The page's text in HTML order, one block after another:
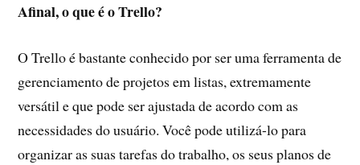
Afinal, o que é o Trello?
O Trello é bastante conhecido por ser uma ferramenta de
gerenciamento de projetos em listas, extremamente
versátil e que pode ser ajustada de acordo com as
necessidades do usuário. Você pode utilizá-lo para
organizar as suas tarefas do trabalho, os seus planos de